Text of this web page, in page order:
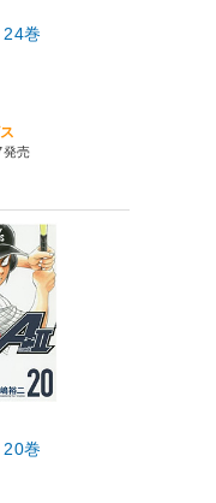
ダイヤのA act2 24巻
売
ダイヤのA act2 20巻